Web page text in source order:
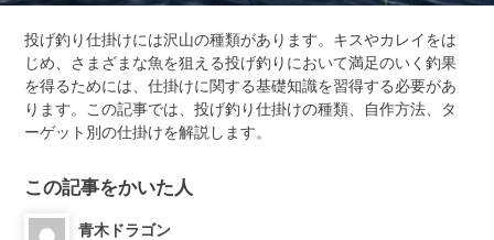
投げ釣り仕掛けには沢山の種類があります。キスやカレイをは
じめ、さまざまな魚を狙える投げ釣りにおいて満足のいく釣果
を得るためには、仕掛けに関する基礎知識を習得する必要があ
ります。この記事では、投げ釣り仕掛けの種類、自作方法、タ
ーゲット別の仕掛けを解説します。
この記事をかいた人
青木ドラゴン